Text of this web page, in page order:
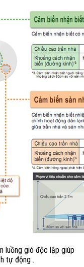
luồng gió độc lập giúp
tự động .